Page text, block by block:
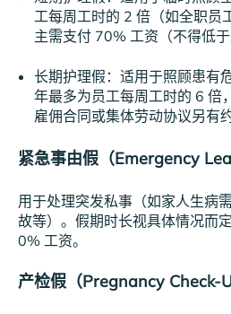
工每周工时的 2 倍（如全职员
主需支付 70% 工资（不得低于
长期护理假：适用于照顾患有
年最多为员工每周工时的 6 倍
雇佣合同或集体劳动协议另有
紧急事由假（Emergency
用于处理突发私事（如家人生病
故等）。假期时长视具体情况而
0% 工资。
产检假（Pregnancy Check-